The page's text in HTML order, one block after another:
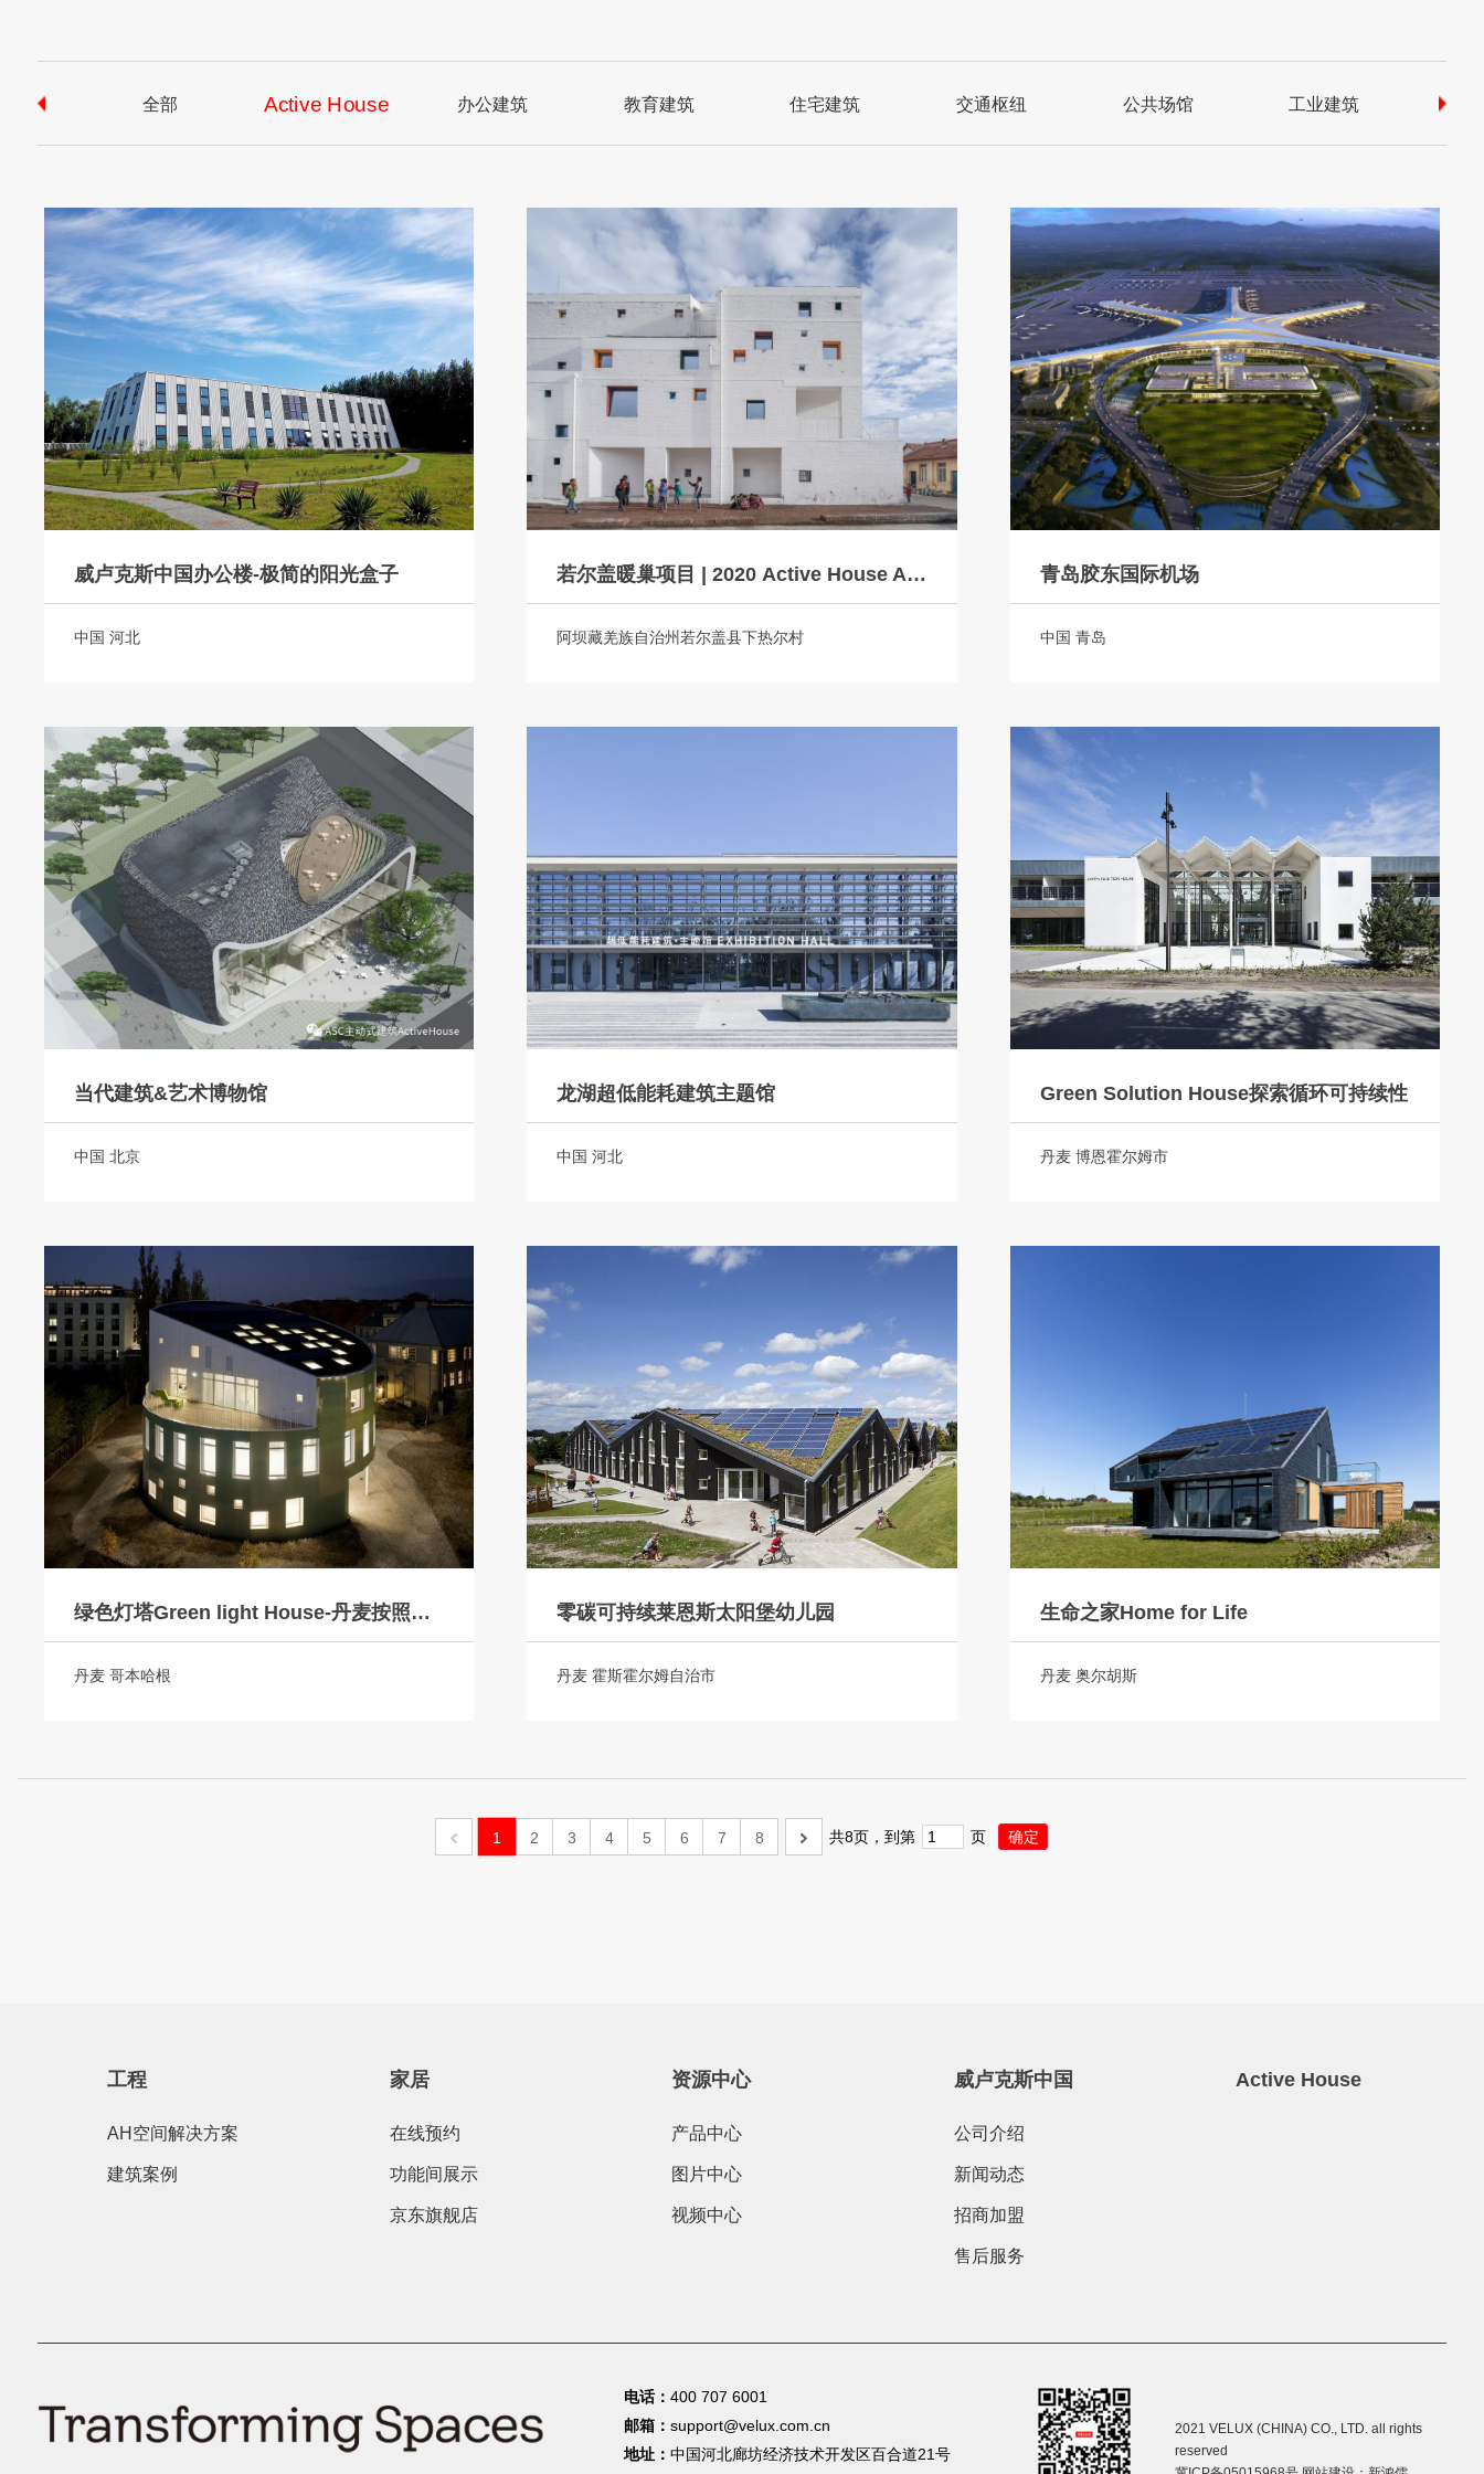
全部 Active House 办公建筑 教育建筑 住宅建筑 交通枢纽 公共场馆 工业建筑
威卢克斯中国办公楼-极简的阳光盒子
中国 河北
若尔盖暖巢项目 | 2020 Active House Award总冠军奖
阿坝藏羌族自治州若尔盖县下热尔村
青岛胶东国际机场
中国 青岛
当代建筑&艺术博物馆
中国 北京
龙湖超低能耗建筑主题馆
中国 河北
Green Solution House探索循环可持续性
丹麦 博恩霍尔姆市
绿色灯塔Green light House-丹麦按照碳中和理念设计的公共建筑之一
丹麦 哥本哈根
零碳可持续莱恩斯太阳堡幼儿园
丹麦 霍斯霍尔姆自治市
生命之家Home for Life
丹麦 奥尔胡斯
1 2 3 4 5 6 7 8 共8页，到第 页 确定
工程
AH空间解决方案
建筑案例
家居
在线预约
功能间展示
京东旗舰店
资源中心
产品中心
图片中心
视频中心
威卢克斯中国
公司介绍
新闻动态
招商加盟
售后服务
Active House
电话： 400 707 6001
邮箱： support@velux.com.cn
地址： 中国河北廊坊经济技术开发区百合道21号
2021 VELUX (CHINA) CO., LTD. all rights
reserved